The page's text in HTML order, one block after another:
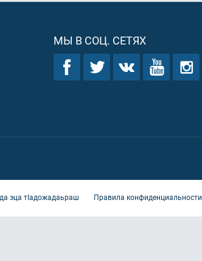
МЫ В СОЦ. СЕТЯХ
эца тIадожадаьраш Правила конфиденциальности